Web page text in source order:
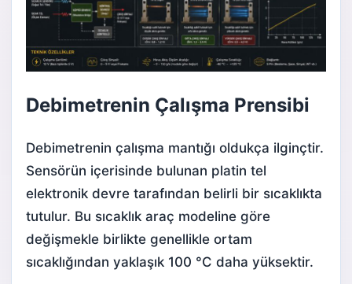
Debimetrenin Çalışma Prensibi
Debimetrenin çalışma mantığı oldukça ilginçtir.
Sensörün içerisinde bulunan platin tel
elektronik devre tarafından belirli bir sıcaklıkta
tutulur. Bu sıcaklık araç modeline göre
değişmekle birlikte genellikle ortam
sıcaklığından yaklaşık 100 °C daha yüksektir.